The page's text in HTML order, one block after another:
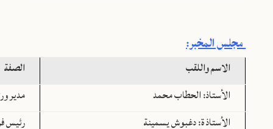
مجلس المخبر:
الاسم واللقب
الصفة
الأستاذ: الحطاب محمد
مدير
الأستاذ ة: دغبوش يسمينة
رئيس